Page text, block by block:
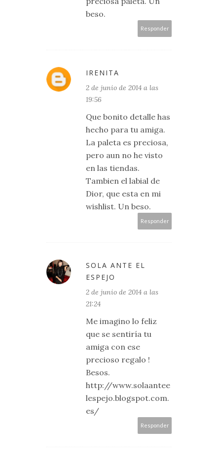
beso.
Responder
IRENITA
2 de junio de 2014 a las
19:56
Que bonito detalle has
hecho para tu amiga.
La paleta es preciosa,
pero aun no he visto
en las tiendas.
Tambien el labial de
Dior, que esta en mi
wishlist. Un beso.
Responder
SOLA ANTE EL
ESPEJO
2 de junio de 2014 a las
21:24
Me imagino lo feliz
que se sentiría tu
amiga con ese
precioso regalo !
Besos.
http://www.solaantee
lespejo.blogspot.com.
es/
Responder